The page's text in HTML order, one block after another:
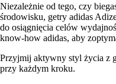
Niezależnie od tego, czy
środowisku, getry adidas
do osiągnięcia celów
know-how adidas, aby
Przyjmij aktywny styl życia z
przy każdym kroku.